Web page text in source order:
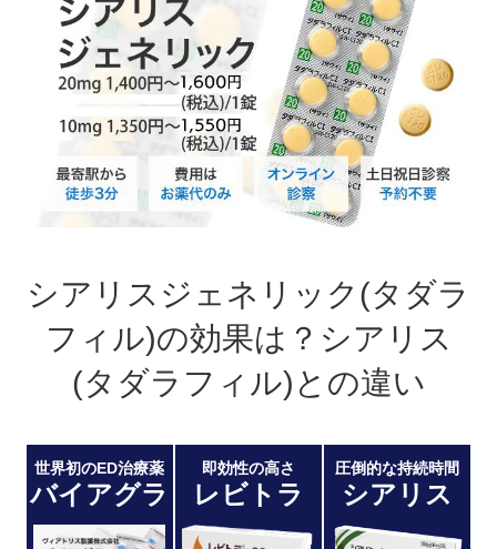
シアリスジェネリック(タダラ
フィル)の効果は？シアリス
(タダラフィル)との違い
世界初のED治療薬
バイアグラ
即効性の高さ
レビトラ
圧倒的な持続時間
シアリス